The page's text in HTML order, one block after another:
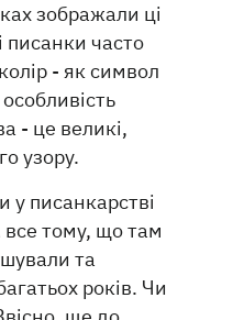
зображали ці
часто
- як символ
- це великі,
узору.
писанкарстві
все тому, що там
та
років. Чи